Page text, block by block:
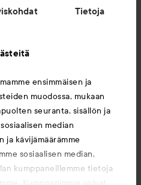
Tietoja
ensimmäisen ja
muodossa, mukaan
seuranta, sisällön ja
median
ja kävijämäärämme
sosiaalisen median,
kumppaneillemme tietoja